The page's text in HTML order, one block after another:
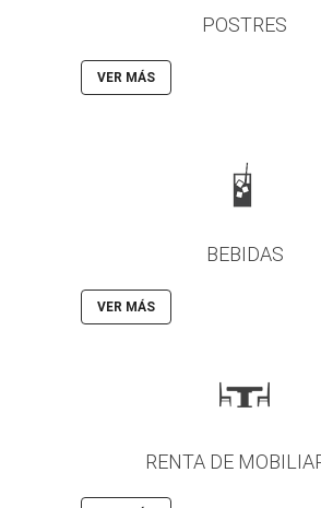
POSTRES
VER MÁS
BEBIDAS
VER MÁS
RENTA DE